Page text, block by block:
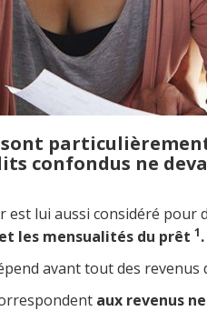
sont
confondus ne
lui aussi considéré pour
les mensualités du prêt 1.
avant tout des
aux revenus